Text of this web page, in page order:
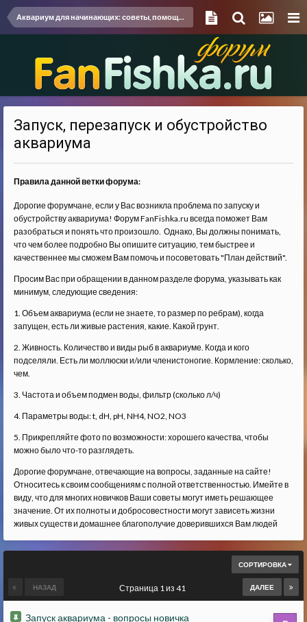
Аквариум для начинающих: советы, помощь, разрешение проблем
Запуск, перезапуск и обустройство
аквариума
Правила данной ветки форума:
Дорогие форумчане, если у Вас возникла проблема по запуску и
обустройству аквариума! Форум FanFishka.ru всегда поможет Вам
разобраться и понять что произошло. Однако, Вы должны понимать,
что чем более подробно Вы опишите ситуацию, тем быстрее и
качественнее мы сможем Вам помочь и посоветовать "План действий".
Просим Вас при обращении в данном разделе форума, указывать как
минимум, следующие сведения:
1. Объем аквариума (если не знаете, то размер по ребрам), когда
запущен, есть ли живые растения, какие. Какой грунт.
2. Живность. Количество и виды рыб в аквариуме. Когда и кого
подселяли. Есть ли моллюски и/или членистоногие. Кормление: сколько,
чем.
3. Частота и объем подмен воды, фильтр (сколько л/ч)
4. Параметры воды: t, dH, pH, NH4, NO2, NO3
5. Прикрепляйте фото по возможности: хорошего качества, чтобы
можно было что-то разглядеть.
Дорогие форумчане, отвечающие на вопросы, заданные на сайте!
Относитесь к своим сообщениям с полной ответственностью. Имейте в
виду, что для многих новичков Ваши советы могут иметь решающее
значение. От их полноты и добросовестности могут зависеть жизни
живых существ и домашнее благополучие доверившихся Вам людей
СОРТИРОВКА
НАЗАД ДАЛЕЕ
Страница 1 из 41
Запуск аквариума - вопросы новичка